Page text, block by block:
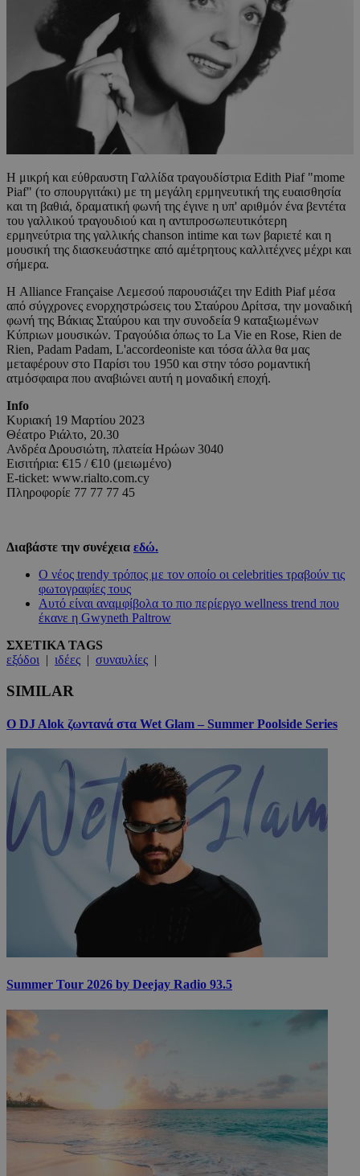
Η μικρή και εύθραυστη Γαλλίδα τραγουδίστρια Edith Piaf "mome
Piaf" (το σπουργιτάκι) με τη μεγάλη ερμηνευτική της ευαισθησία
και τη βαθιά, δραματική φωνή της έγινε η υπ' αριθμόν ένα βεντέτα
του γαλλικού τραγουδιού και η αντιπροσωπευτικότερη
ερμηνεύτρια της γαλλικής chanson intime και των βαριετέ και η
μουσική της διασκευάστηκε από αμέτρητους καλλιτέχνες μέχρι και
σήμερα.
Η Alliance Française Λεμεσού παρουσιάζει την Edith Piaf μέσα
από σύγχρονες ενορχηστρώσεις του Σταύρου Δρίτσα, την μοναδική
φωνή της Βάκιας Σταύρου και την συνοδεία 9 καταξιωμένων
Κύπριων μουσικών. Τραγούδια όπως το La Vie en Rose, Rien de
Rien, Padam Padam, L'accordeoniste και τόσα άλλα θα μας
μεταφέρουν στο Παρίσι του 1950 και στην τόσο ρομαντική
ατμόσφαιρα που αναβιώνει αυτή η μοναδική εποχή.
Info
Κυριακή 19 Μαρτίου 2023
Θέατρο Ριάλτο, 20.30
Ανδρέα Δρουσιώτη, πλατεία Ηρώων 3040
Εισιτήρια: €15 / €10 (μειωμένο)
E-ticket: www.rialto.com.cy
Πληροφορίε 77 77 77 45
Διαβάστε την συνέχεια εδώ.
Ο νέος trendy τρόπος με τον οποίο οι celebrities τραβούν τις
φωτογραφίες τους
Αυτό είναι αναμφίβολα το πιο περίεργο wellness trend που
έκανε η Gwyneth Paltrow
ΣΧΕΤΙΚΑ TAGS
εξόδοι | ιδέες | συναυλίες |
SIMILAR
Ο DJ Alok ζωντανά στα Wet Glam – Summer Poolside Series
Summer Tour 2026 by Deejay Radio 93.5